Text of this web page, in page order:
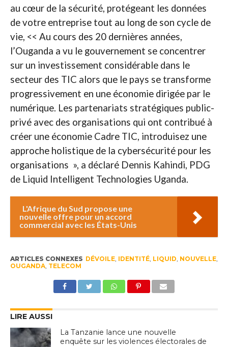
au cœur de la sécurité, protégeant les données
de votre entreprise tout au long de son cycle de
vie, << Au cours des 20 dernières années,
l’Ouganda a vu le gouvernement se concentrer
sur un investissement considérable dans le
secteur des TIC alors que le pays se transforme
progressivement en une économie dirigée par le
numérique. Les partenariats stratégiques public-
privé avec des organisations qui ont contribué à
créer une économie Cadre TIC, introduisez une
approche holistique de la cybersécurité pour les
organisations », a déclaré Dennis Kahindi, PDG
de Liquid Intelligent Technologies Uganda.
L'Afrique du Sud propose une
nouvelle offre pour un accord
commercial avec les États-Unis
ARTICLES CONNEXES DÉVOILE, IDENTITÉ, LIQUID NOUVELLE,
OUGANDA, TELECOM
LIRE AUSSI
La Tanzanie lance une nouvelle
enquête sur les violences électorales de